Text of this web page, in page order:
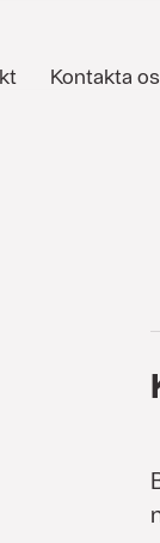
Kontakta